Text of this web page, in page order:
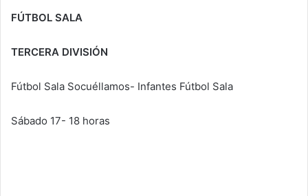
FÚTBOL SALA
TERCERA DIVISIÓN
Fútbol Sala Socuéllamos- Infantes Fútbol Sala
Sábado 17- 18 horas